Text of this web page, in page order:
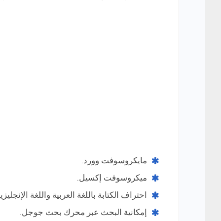
مايكروسوفت وورد.
ميكروسوفت إكسيل.
احتراف الكتابة باللغة العربية واللغة
إمكانية البحث عبر محرك بحث جوجل.